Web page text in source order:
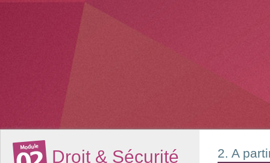
Droit & Sécurité 2. A